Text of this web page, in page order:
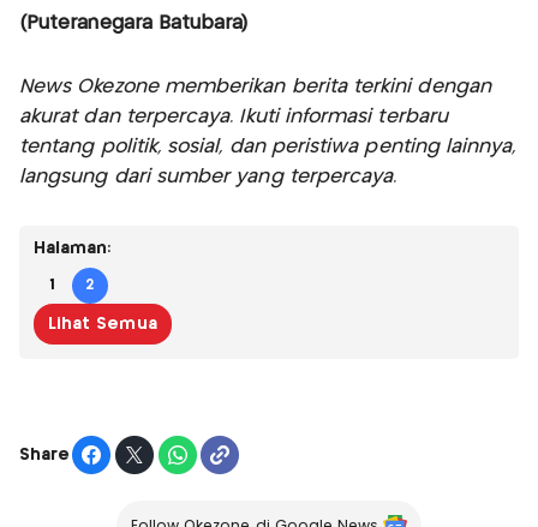
(Puteranegara Batubara)
News Okezone memberikan berita terkini dengan
akurat dan terpercaya. Ikuti informasi terbaru
tentang politik, sosial, dan peristiwa penting lainnya,
langsung dari sumber yang terpercaya.
Halaman:
1 2
Lihat Semua
Share